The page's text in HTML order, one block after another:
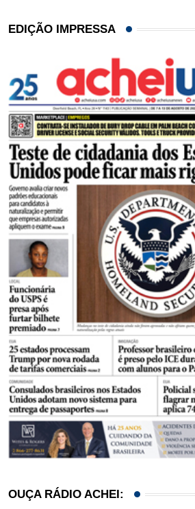
EDIÇÃO IMPRESSA
OUÇA RÁDIO ACHEI: